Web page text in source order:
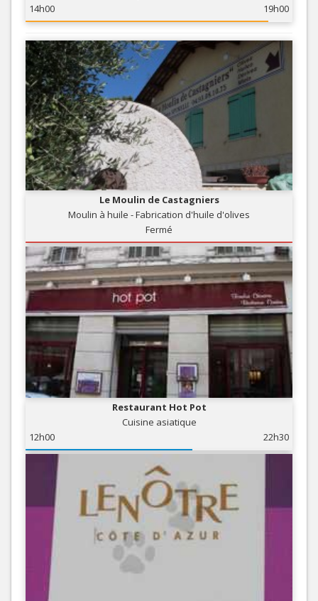
14h00
19h00
Le Moulin de Castagniers
Moulin à huile - Fabrication d'huile d'olives
Fermé
Restaurant Hot Pot
Cuisine asiatique
12h00
22h30